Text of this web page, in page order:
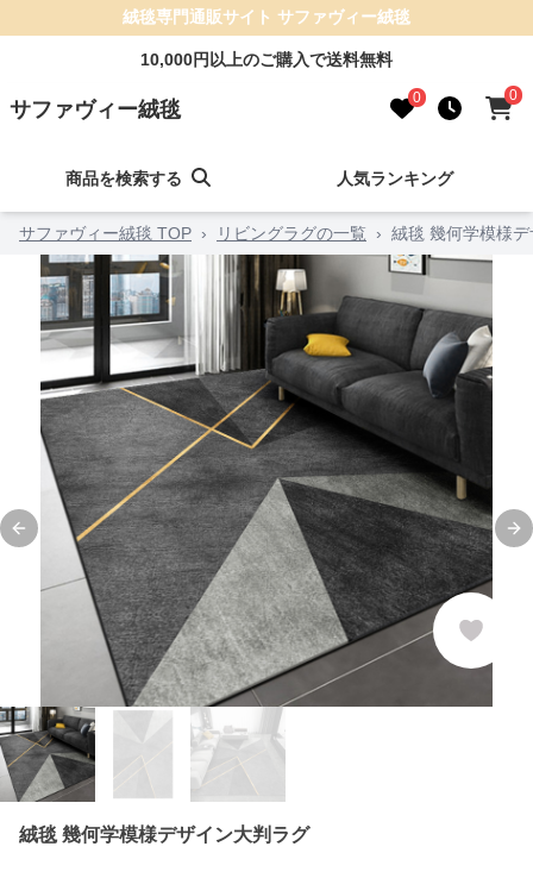
絨毯専門通販サイト サファヴィー絨毯
10,000円以上のご購入で送料無料
サファヴィー絨毯 0 0
商品を検索する 人気ランキング
サファヴィー絨毯 TOP › リビングラグの一覧 › 絨毯 幾何学模様
Previous slide
絨毯 幾何学模様デザイン大判ラグ